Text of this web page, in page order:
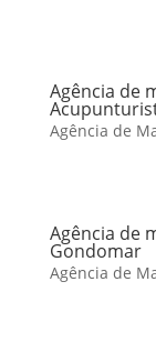
Agência de
Agência de
Agência de
Gondomar
Agência de